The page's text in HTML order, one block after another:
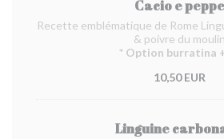
Cacio e peppe
Recette emblématique de Rome
& poivre du moulin
* Option burratina
10,50 EUR
Linguine